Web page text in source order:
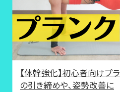
【体幹強化】初心者向けプ
の引き締めや、姿勢改善に